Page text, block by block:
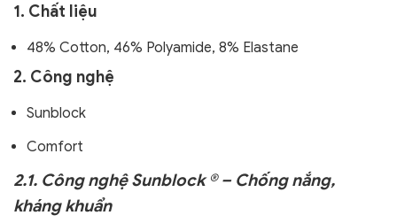
1. Chất liệu
48% Cotton, 46% Polyamide, 8% Elastane
2. Công nghệ
Sunblock
Comfort
2.1. Công nghệ Sunblock ® – Chống nắng,
kháng khuẩn